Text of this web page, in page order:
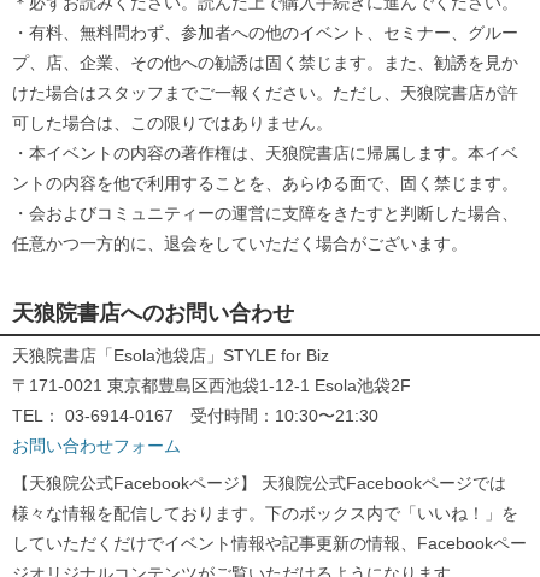
・有料、無料問わず、参加者への他のイベント、セミナー、グルー
プ、店、企業、その他への勧誘は固く禁じます。また、勧誘を見か
けた場合はスタッフまでご一報ください。ただし、天狼院書店が許
可した場合は、この限りではありません。
・本イベントの内容の著作権は、天狼院書店に帰属します。本イベ
ントの内容を他で利用することを、あらゆる面で、固く禁じます。
・会およびコミュニティーの運営に支障をきたすと判断した場合、
任意かつ一方的に、退会をしていただく場合がございます。
天狼院書店へのお問い合わせ
天狼院書店「Esola池袋店」STYLE for Biz
〒171-0021 東京都豊島区西池袋1-12-1 Esola池袋2F
TEL： 03-6914-0167 受付時間：10:30〜21:30
お問い合わせフォーム
【天狼院公式Facebookページ】 天狼院公式Facebookページでは
様々な情報を配信しております。下のボックス内で「いいね！」を
していただくだけでイベント情報や記事更新の情報、Facebookペー